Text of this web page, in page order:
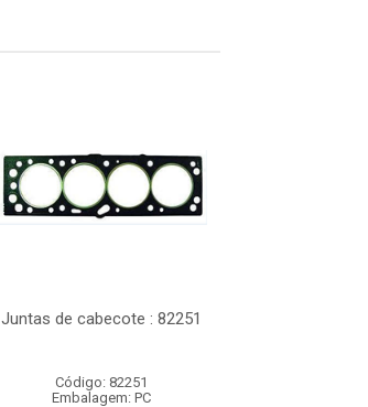
Juntas de cabecote : 82251
Código: 82251
Embalagem: PC